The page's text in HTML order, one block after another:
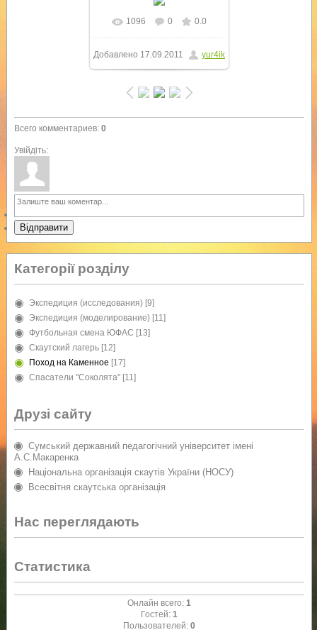
В реальном размере
768x1024/ 85.7Kb
1096 0 0.0
Добавлено 17.09.2011 yur4ik
Всего комментариев: 0
Увійдіть:
Відправити
Категорії розділу
Экспедиция (исследования) [9]
Экспедиция (моделирование) [11]
Футбольная смена ЮФАС [13]
Скаутский лагерь [12]
Поход на Каменное [17]
Спасатели "Соколята" [11]
Друзі сайту
Сумський державний педагогічний університет імені
А.С.Макаренка
Національна організація скаутів України (НОСУ)
Всесвітня скаутська організація
Нас переглядають
Статистика
Онлайн всего: 1
Гостей: 1
Пользователей: 0